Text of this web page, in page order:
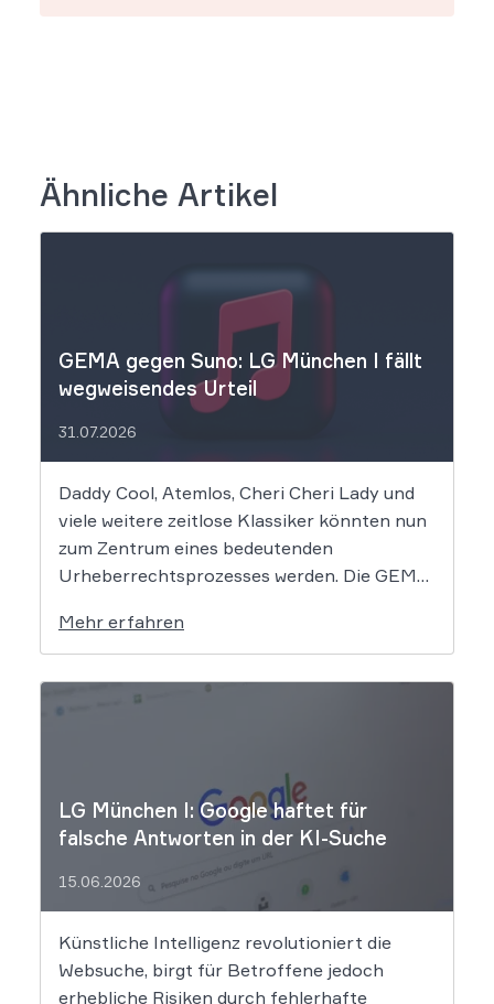
Ähnliche Artikel
GEMA gegen Suno: LG München I fällt
wegweisendes Urteil
31.07.2026
Daddy Cool, Atemlos, Cheri Cheri Lady und
viele weitere zeitlose Klassiker könnten nun
zum Zentrum eines bedeutenden
Urheberrechtsprozesses werden. Die GEMA
will die Rechte ihrer Mitglieder verteidigen.
Dem Unternehmen hinter der populären KI-
Musik-App werden massive
Urheberrechtsverletzungen vorgeworfen.
Mehr erfahren
LG München I: Google haftet für
falsche Antworten in der KI-Suche
15.06.2026
Künstliche Intelligenz revolutioniert die
Websuche, birgt für Betroffene jedoch
erhebliche Risiken durch fehlerhafte